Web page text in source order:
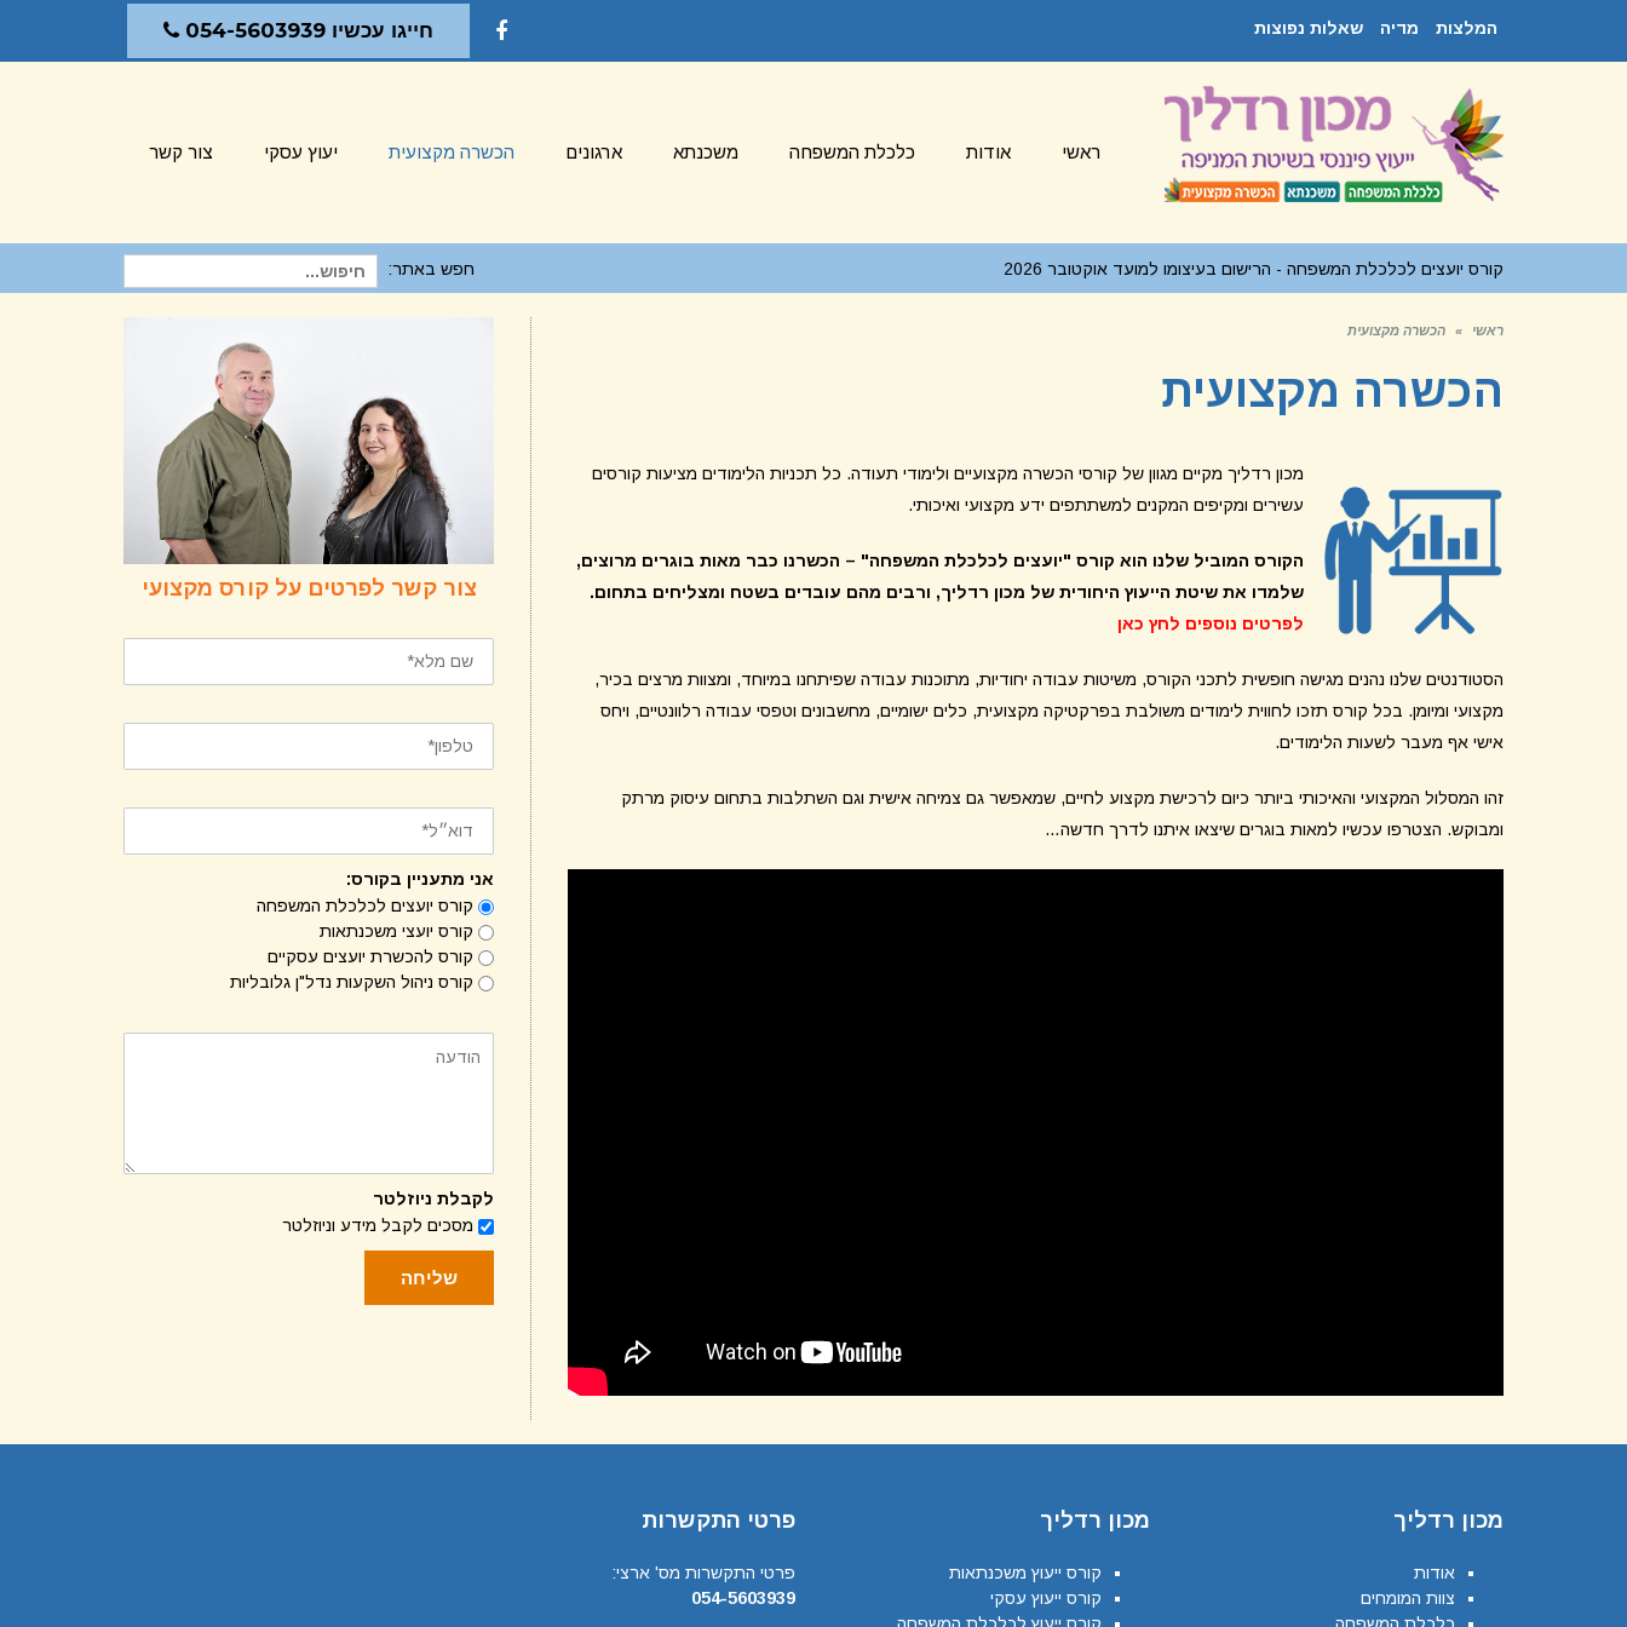
המלצות מדיה
שאלות נפוצות
Facebook
חייגו עכשיו 054-5603939
ראשי אודות כלכלת המשפחה משכנתא ארגונים הכשרה מקצועית יעוץ עסקי צור קשר
קורס יועצים לכלכלת המשפחה - הרישום בעיצומו למועד אוקטובר 2026 חפש באתר: חיפוש
ראשי » הכשרה מקצועית
הכשרה מקצועית
מכון רדליך מקיים מגוון של קורסי הכשרה מקצועיים ולימודי תעודה. כל תכניות הלימודים מציעות קורסים
עשירים ומקיפים המקנים למשתתפים ידע מקצועי ואיכותי.
הקורס המוביל שלנו הוא קורס "יועצים לכלכלת המשפחה" – הכשרנו כבר מאות בוגרים מרוצים,
שלמדו את שיטת הייעוץ היחודית של מכון רדליך, ורבים מהם עובדים בשטח ומצליחים בתחום.
לפרטים נוספים לחץ כאן
הסטודנטים שלנו נהנים מגישה חופשית לתכני הקורס, משיטות עבודה יחודיות, מתוכנות עבודה שפיתחנו במיוחד, ומצוות מרצים בכיר,
מקצועי ומיומן. בכל קורס תזכו לחווית לימודים משולבת בפרקטיקה מקצועית, כלים ישומיים, מחשבונים וטפסי עבודה רלוונטיים, ויחס
אישי אף מעבר לשעות הלימודים.
זהו המסלול המקצועי והאיכותי ביותר כיום לרכישת מקצוע לחיים, שמאפשר גם צמיחה אישית וגם השתלבות בתחום עיסוק מרתק
ומבוקש. הצטרפו עכשיו למאות בוגרים שיצאו איתנו לדרך חדשה…
צור קשר לפרטים על קורס מקצועי
אני מתעניין בקורס:
קורס יועצים לכלכלת המשפחה
קורס יועצי משכנתאות
קורס להכשרת יועצים עסקיים
קורס ניהול השקעות נדל"ן גלובליות
לקבלת ניוזלטר
מסכים לקבל מידע וניוזלטר
שליחה
מכון רדליך
אודות
צוות המומחים
מכון רדליך
קורס ייעוץ משכנתאות
קורס ייעוץ עסקי
פרטי התקשרות
פרטי התקשרות מס' ארצי:
054-5603939